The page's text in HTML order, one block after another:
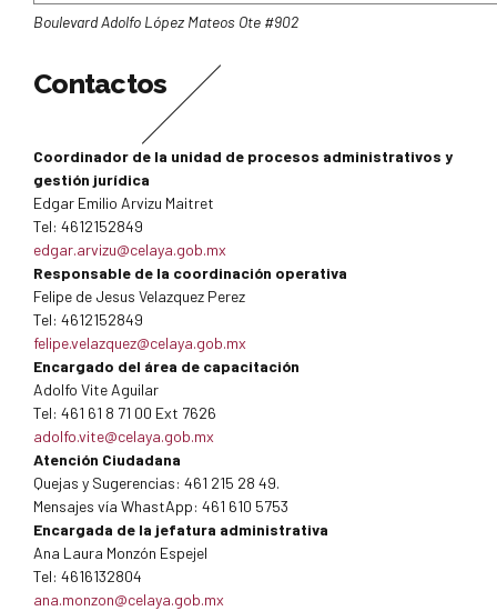
Boulevard Adolfo López Mateos Ote #902
Contactos
Coordinador de la unidad de procesos administrativos y
gestión jurídica
Edgar Emilio Arvizu Maitret
Tel: 4612152849
edgar.arvizu@celaya.gob.mx
Responsable de la coordinación operativa
Felipe de Jesus Velazquez Perez
Tel: 4612152849
felipe.velazquez@celaya.gob.mx
Encargado del área de capacitación
Adolfo Vite Aguilar
Tel: 461 61 8 71 00 Ext 7626
adolfo.vite@celaya.gob.mx
Atención Ciudadana
Quejas y Sugerencias: 461 215 28 49.
Mensajes vía WhastApp: 461 610 5753
Encargada de la jefatura administrativa
Ana Laura Monzón Espejel
Tel: 4616132804
ana.monzon@celaya.gob.mx